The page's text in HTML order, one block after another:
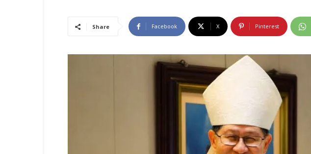
Share Facebook X Pinterest